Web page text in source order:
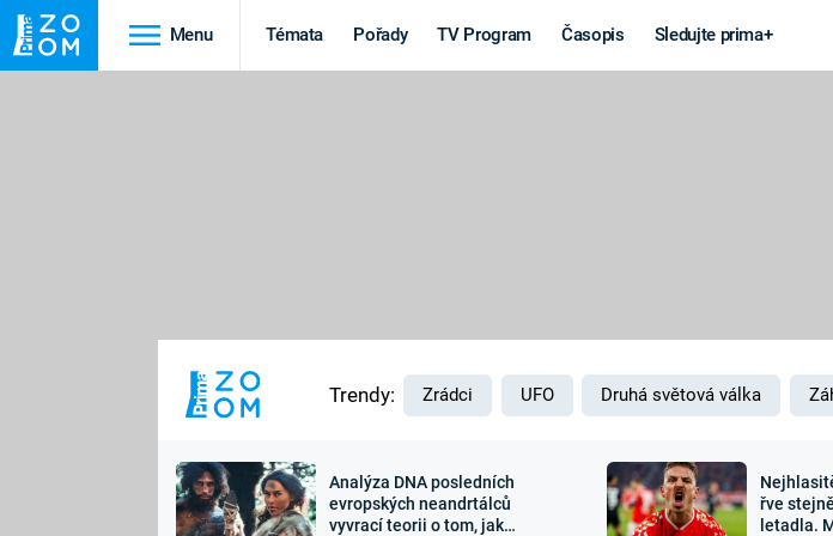
Menu Témata Pořady TV Program Časopis Sledujte prima+
MARS
Výročí
Záhady a
Trendy: Zrádci UFO Druhá světová válka
Analýza DNA posledních
evropských neandrtálců
vyvrací teorii o tom, jak
řve
letadla.